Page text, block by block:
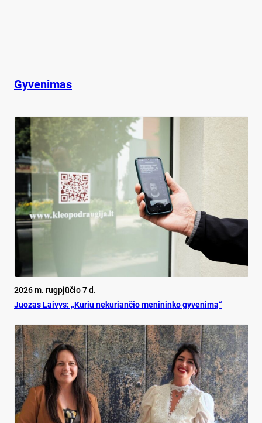
Gyvenimas
2026 m. rugpjūčio 7 d.
Juo­zas Lai­vys: „Ku­riu ne­ku­rian­čio me­ni­nin­ko gy­ve­ni­mą“